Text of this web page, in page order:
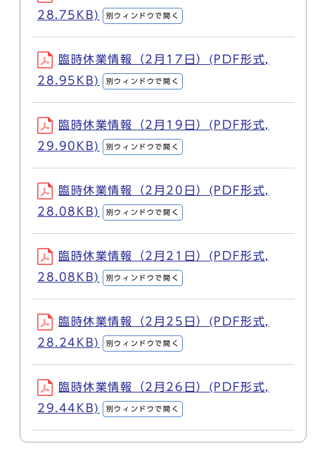
28.75KB)
別ウィンドウで開く
臨時休業情報（2月17日）(PDF形式,
28.95KB)
別ウィンドウで開く
臨時休業情報（2月19日）(PDF形式,
29.90KB)
別ウィンドウで開く
臨時休業情報（2月20日）(PDF形式,
28.08KB)
別ウィンドウで開く
臨時休業情報（2月21日）(PDF形式,
28.08KB)
別ウィンドウで開く
臨時休業情報（2月25日）(PDF形式,
28.24KB)
別ウィンドウで開く
臨時休業情報（2月26日）(PDF形式,
29.44KB)
別ウィンドウで開く